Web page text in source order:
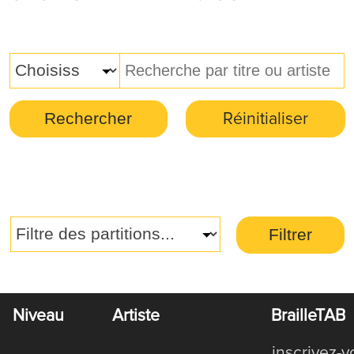
Rechercher Réinitialiser
Filtrer
Niveau Artiste BrailleTAB